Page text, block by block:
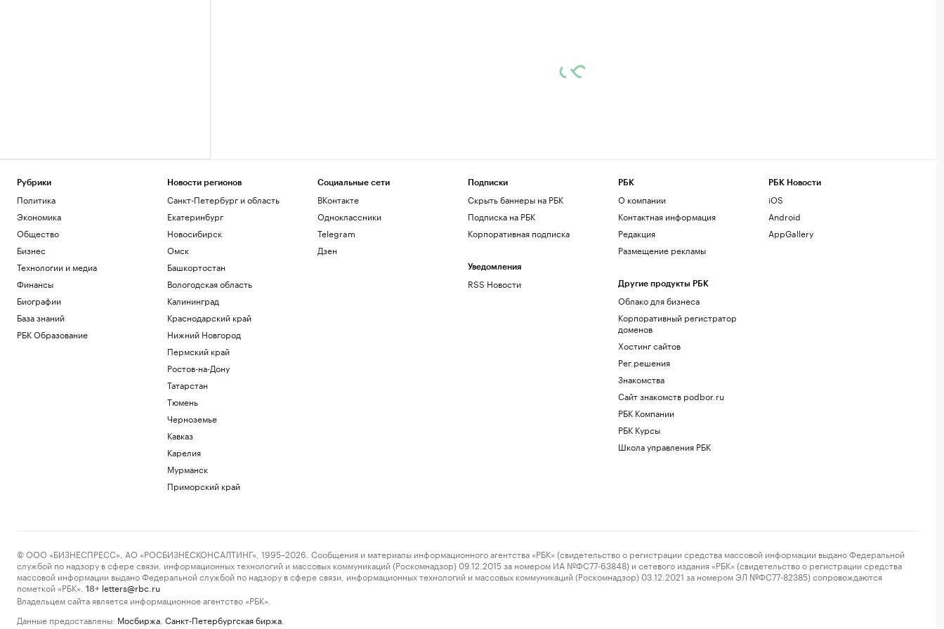
Рубрики
Политика
Экономика
Общество
Бизнес
Технологии и медиа
Финансы
Биографии
База знаний
РБК Образование
Новости регионов
Санкт-Петербург и область
Екатеринбург
Новосибирск
Омск
Башкортостан
Вологодская область
Калининград
Краснодарский край
Нижний Новгород
Пермский край
Ростов-на-Дону
Татарстан
Тюмень
Черноземье
Кавказ
Карелия
Мурманск
Приморский край
Социальные сети
ВКонтакте
Одноклассники
Telegram
Дзен
Подписки
Скрыть баннеры на РБК
Подписка на РБК
Корпоративная подписка
Уведомления
RSS Новости
РБК
О компании
Контактная информация
Редакция
Размещение рекламы
Другие продукты РБК
Облако для бизнеса
Корпоративный регистратор
доменов
Хостинг сайтов
Рег.решения
Знакомства
Сайт знакомств podbor.ru
РБК Компании
РБК Курсы
Школа управления РБК
РБК Новости
iOS
Android
AppGallery
© ООО «БИЗНЕСПРЕСС», АО «РОСБИЗНЕСКОНСАЛТИНГ», 1995–2026. Сообщения и материалы информационного агентства «РБК» (свидетельство о регистрации средства массовой информации выдано Федеральной
службой по надзору в сфере связи, информационных технологий и массовых коммуникаций (Роскомнадзор) 09.12.2015 за номером ИА №ФС77-63848) и сетевого издания «РБК» (свидетельство о регистрации средства
массовой информации выдано Федеральной службой по надзору в сфере связи, информационных технологий и массовых коммуникаций (Роскомнадзор) 03.12.2021 за номером ЭЛ №ФС77-82385) сопровождаются
пометкой «РБК».
18+ letters@rbc.ru
Владельцем сайта является информационное агентство «РБК».
Данные предоставлены: Мосбиржа Санкт-Петербургская биржа